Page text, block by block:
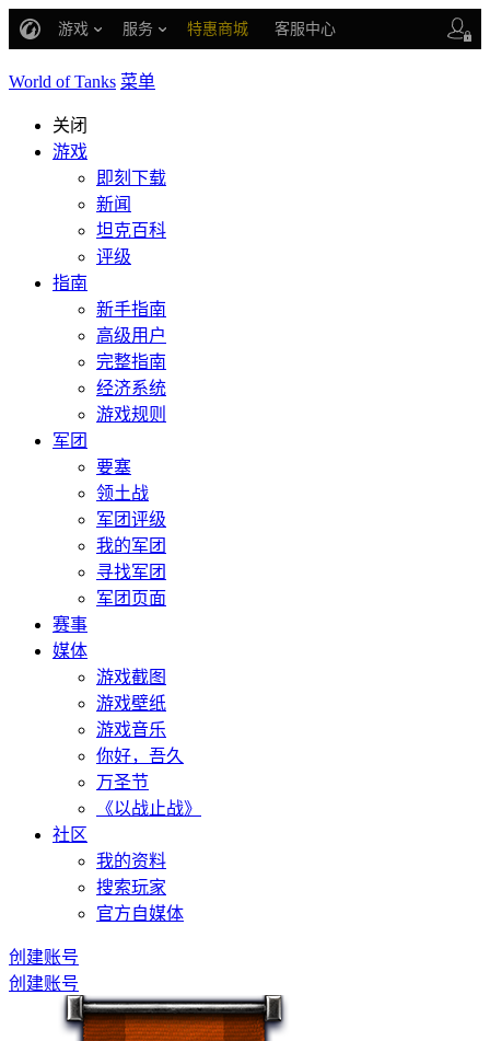
游戏 服务 特惠商城 客服中心
World of Tanks 菜单
关闭
游戏
即刻下载
新闻
坦克百科
评级
指南
新手指南
高级用户
完整指南
经济系统
游戏规则
军团
要塞
领土战
军团评级
我的军团
寻找军团
军团页面
赛事
媒体
游戏截图
游戏壁纸
游戏音乐
你好，吾久
万圣节
《以战止战》
社区
我的资料
搜索玩家
官方自媒体
创建账号
创建账号